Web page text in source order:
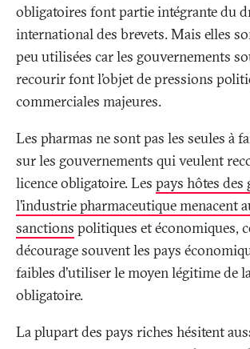
obligatoires font partie intégrante du
international des brevets. Mais elles
peu utilisées car les gouvernements
recourir font l’objet de pressions
commerciales majeures.
Les pharmas ne sont pas les seules à
sur les gouvernements qui veulent
licence obligatoire. Les pays hôtes des
l’industrie pharmaceutique menacent
sanctions politiques et économiques,
décourage souvent les pays
faibles d’utiliser le moyen légitime de
obligatoire.
La plupart des pays riches hésitent